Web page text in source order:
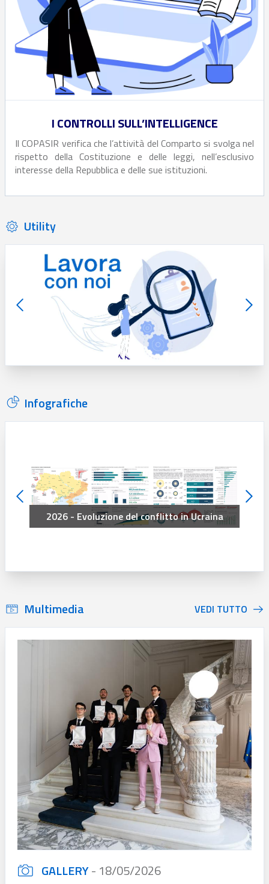
I CONTROLLI SULL’INTELLIGENCE
Il COPASIR verifica che l’attività del Comparto si svolga nel
rispetto della Costituzione e delle leggi, nell’esclusivo
interesse della Repubblica e delle sue istituzioni.
Utility
Infografiche
2026 - Evoluzione del conflitto in Ucraina
Multimedia VEDI TUTTO
GALLERY- 18/05/2026